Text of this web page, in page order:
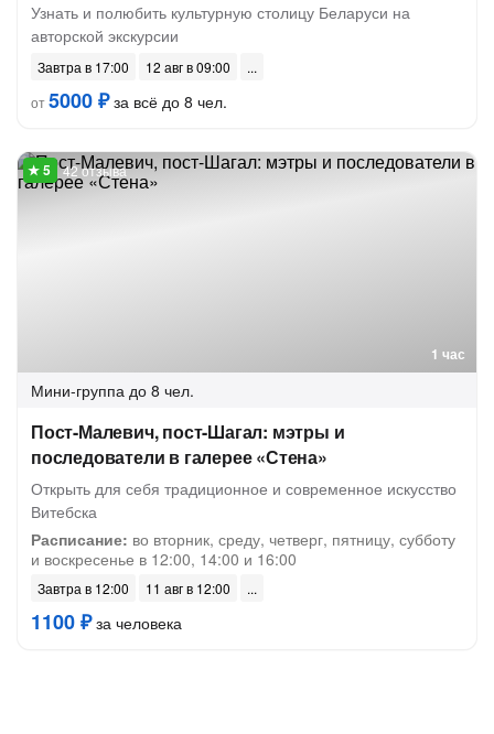
Узнать и полюбить культурную столицу Беларуси на
авторской экскурсии
Завтра в 17:00
12 авг в 09:00
от5000 ₽за всё до 8 чел.
1 час
42 отзыва
Мини-группа до 8 чел.
Пост-Малевич, пост-Шагал: мэтры и
последователи в галерее «Стена»
Открыть для себя традиционное и современное искусство
Витебска
Расписание: во вторник, среду, четверг, пятницу, субботу
и воскресенье в 12:00, 14:00 и 16:00
Завтра в 12:00 11 авг в 12:00
1100 ₽за человека